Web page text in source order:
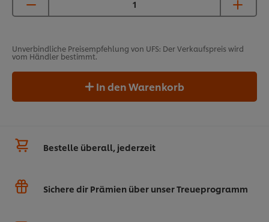
Unverbindliche Preisempfehlung von UFS: Der Verkaufspreis wird
vom Händler bestimmt.
In den Warenkorb
Bestelle überall, jederzeit
Sichere dir Prämien über unser Treueprogramm